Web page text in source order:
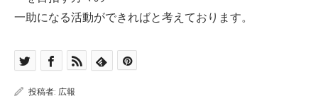
一助になる活動ができればと考えております。
投稿者: 広報